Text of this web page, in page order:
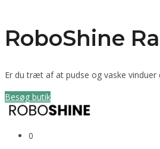
RoboShine
Er du træt af at pudse og vaske
Besøg butik
0